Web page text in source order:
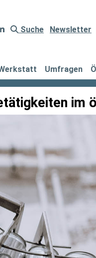
Suche Newsletter
Umfragen
im